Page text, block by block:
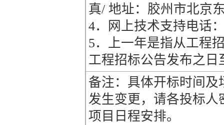
真/ 地址：胶州市北京
4．网上技术支持电话
5．上一年是指从工程
工程招标公告发布之日
备注：具体开标时间
发生变更，请各投标
项目日程安排。